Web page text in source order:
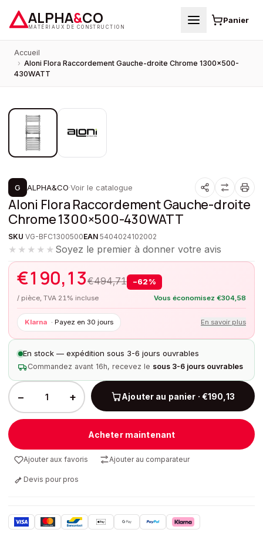
ALPHA&CO
MATÉRIAUX DE CONSTRUCTION
Panier
Accueil
› Aloni Flora Raccordement Gauche-droite Chrome 1300×500-
430WATT
PROMOTION
G ALPHA&CO·Voir le catalogue
Aloni Flora Raccordement Gauche-droite
Chrome 1300×500-430WATT
SKU VG-BFC1300500EAN 5404024102002
★★★★★ Soyez le premier à donner votre avis
€190,13€494,71 −62 %
/ pièce, TVA 21% incluse Vous économisez €304,58
Klarna · Payez en 30 jours En savoir plus
En stock — expédition sous 3-6 jours ouvrables
Commandez avant 16h, recevez le sous 3-6 jours ouvrables
− + Ajouter au panier · €190,13
Acheter maintenant
Ajouter aux favoris Ajouter au comparateur
Devis pour pros